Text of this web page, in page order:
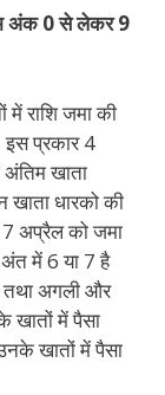
अंक 0 से लेकर 9
राशि जमा की
प्रकार 4
अंतिम खाता
धारको की
7 अप्रैल को जमा
में 6 या 7 है
तथा अगली और
खातों में पैसा
खातों में पैसा